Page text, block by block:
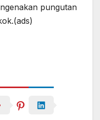
pungutan